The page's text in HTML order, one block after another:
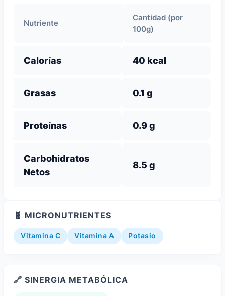
Nutriente
Cantidad (por
100g)
Calorías 40 kcal
Grasas 0.1 g
Proteínas 0.9 g
Carbohidratos
Netos
8.5 g
🧬 MICRONUTRIENTES
Vitamina C Vitamina A Potasio
🔗 SINERGIA METABÓLICA